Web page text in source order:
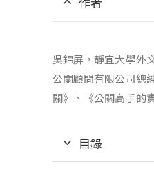
吳錦屏，靜宜大學外
公關顧問有限公司總
關》、《公關高手的
目錄